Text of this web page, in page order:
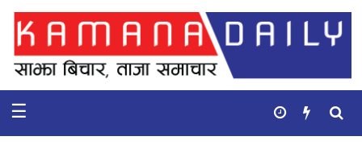
गृहपृष्ठ
समाचार
☰